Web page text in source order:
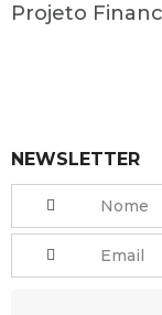
Projeto
NEWSLETTER